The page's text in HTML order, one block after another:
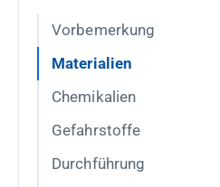
Vorbemerkung
Materialien
Chemikalien
Gefahrstoffe
Durchführung